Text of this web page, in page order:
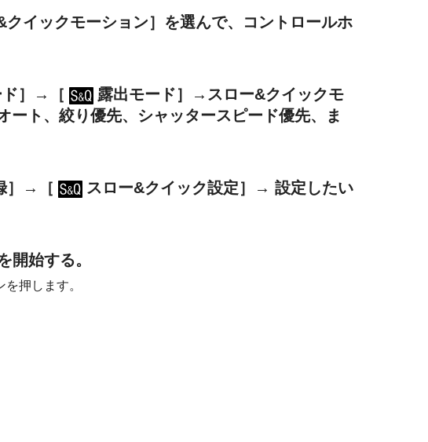
クイックモーション］ を選んで、コントロールホ
］ → ［ 露出モード］ → スロー&クイックモ
ート 、 絞り優先、 シャッタースピード優先、ま
→ ［ スロー&クイック設定］
→ 設定したい
開始する。
押します。